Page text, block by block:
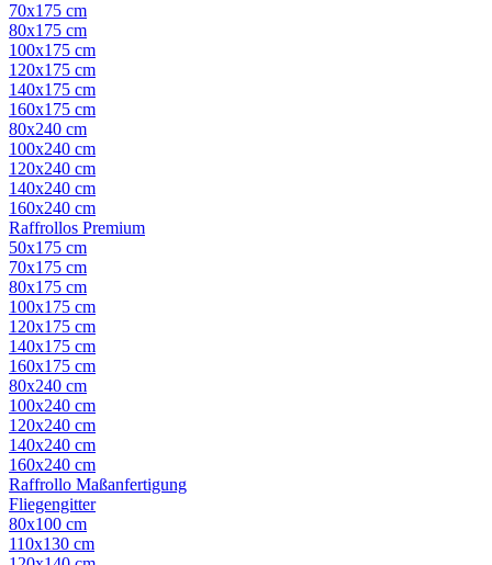
70x175 cm
80x175 cm
100x175 cm
120x175 cm
140x175 cm
160x175 cm
80x240 cm
100x240 cm
120x240 cm
140x240 cm
160x240 cm
Raffrollos Premium
50x175 cm
70x175 cm
80x175 cm
100x175 cm
120x175 cm
140x175 cm
160x175 cm
80x240 cm
100x240 cm
120x240 cm
140x240 cm
160x240 cm
Raffrollo Maßanfertigung
Fliegengitter
80x100 cm
110x130 cm